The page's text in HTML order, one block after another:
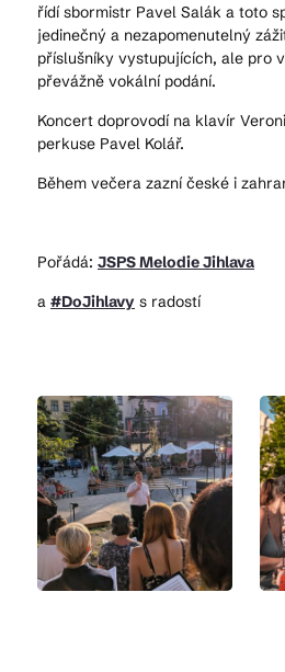
řídí sbormistr Pavel Salák a toto
jedinečný a nezapomenutelný
příslušníky vystupujících, ale pro
převážně vokální podání.
Koncert doprovodí na klavír
perkuse Pavel Kolář.
Během večera zazní české i
Pořádá: JSPS Melodie Jihlava
a #DoJihlavy s radostí